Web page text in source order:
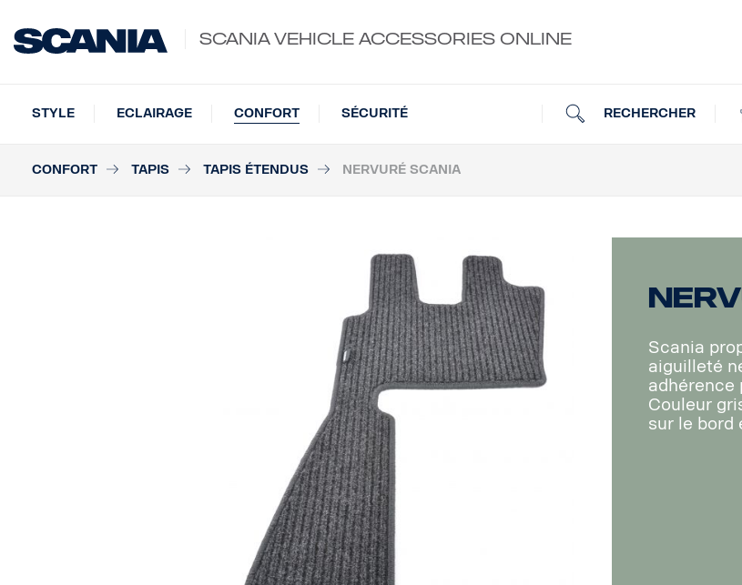
SCANIA VEHICLE ACCESSORIES ONLINE
RECHERCHER
STYLE ECLAIRAGE CONFORT SÉCURITÉ
CONFORT TAPIS TAPIS ÉTENDUS NERVURÉ SCANIA
Scania
aiguilleté
adhérence
Couleur
sur le bord